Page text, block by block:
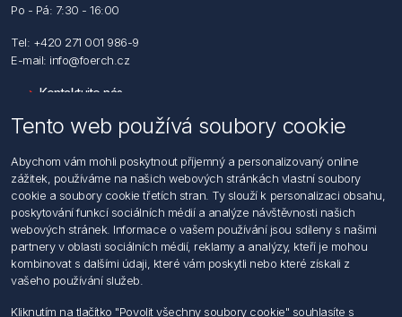
Po - Pá: 7:30 - 16:00
Tel: +420 271 001 986-9
E-mail: info@foerch.cz
Kontaktujte nás
Hledat
Dodržování předpisů
Zásady zpracování osobních údajů fyzických osob
Podmínky zasílání elektronických dokumentu
Všeobecné dodací a obchodní podmínky
Informace o nakládaní s elektroodpadem
Můj účet
Tento web používá soubory cookie
Abychom vám mohli poskytnout příjemný a personalizovaný online
zážitek, používáme na našich webových stránkách vlastní soubory
cookie a soubory cookie třetích stran. Ty slouží k personalizaci obsahu,
poskytování funkcí sociálních médií a analýze návštěvnosti našich
webových stránek. Informace o vašem používání jsou sdíleny s našimi
partnery v oblasti sociálních médií, reklamy a analýzy, kteří je mohou
kombinovat s dalšími údaji, které vám poskytli nebo které získali z
vašeho používání služeb.
Kliknutím na tlačítko "Povolit všechny soubory cookie" souhlasíte s